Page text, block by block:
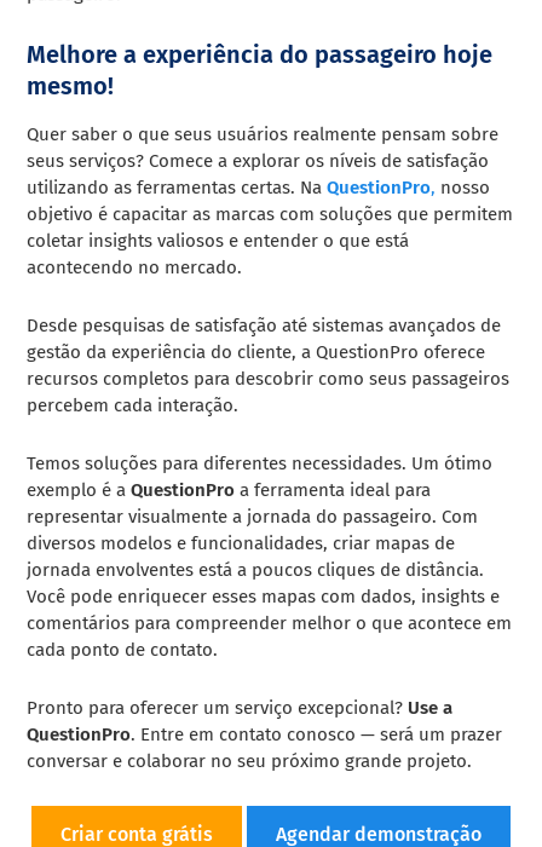
Melhore a experiência do passageiro hoje
mesmo!
Quer saber o que seus usuários realmente pensam sobre
seus serviços? Comece a explorar os níveis de satisfação
utilizando as ferramentas certas. NaQuestionPro, nosso
objetivo é capacitar as marcas com soluções que permitem
coletar insights valiosos e entender o que está
acontecendo no mercado.
Desde pesquisas de satisfação até sistemas avançados de
gestão da experiência do cliente, a QuestionPro oferece
recursos completos para descobrir como seus passageiros
percebem cada interação.
Temos soluções para diferentes necessidades. Um ótimo
exemplo é aQuestionPro a ferramenta ideal para
representar visualmente a jornada do passageiro. Com
diversos modelos e funcionalidades, criar mapas de
jornada envolventes está a poucos cliques de distância.
Você pode enriquecer esses mapas com dados, insights e
comentários para compreender melhor o que acontece em
cada ponto de contato.
Pronto para oferecer um serviço excepcional? Use a
QuestionPro. Entre em contato conosco — será um prazer
conversar e colaborar no seu próximo grande projeto.
Criar conta grátis Agendar demonstração